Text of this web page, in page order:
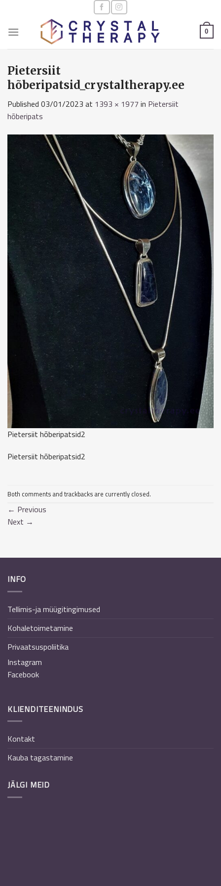
content
0
Pietersiit
hõberipatsid_crystaltherapy.ee
Published 03/01/2023 at 1393 × 1977 in Pietersiit
hõberipats
Pietersiit hõberipatsid2
Pietersiit hõberipatsid2
Both comments and trackbacks are currently closed.
← Previous
Next →
INFO
Tellimis-ja müügitingimused
Kohaletoimetamine
Privaatsuspoliitika
Instagram
Facebook
KLIENDITEENINDUS
Kontakt
Kauba tagastamine
JÄLGI MEID